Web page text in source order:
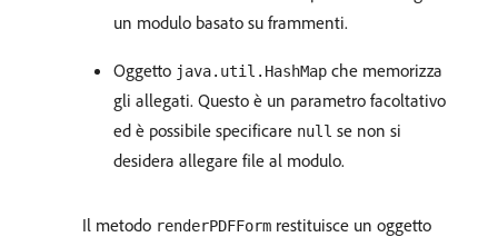
un modulo basato su frammenti.
Oggetto java.util.HashMap che memorizza
gli allegati. Questo è un parametro facoltativo
ed è possibile specificare null se non si
desidera allegare file al modulo.
Il metodo renderPDFForm restituisce un oggetto